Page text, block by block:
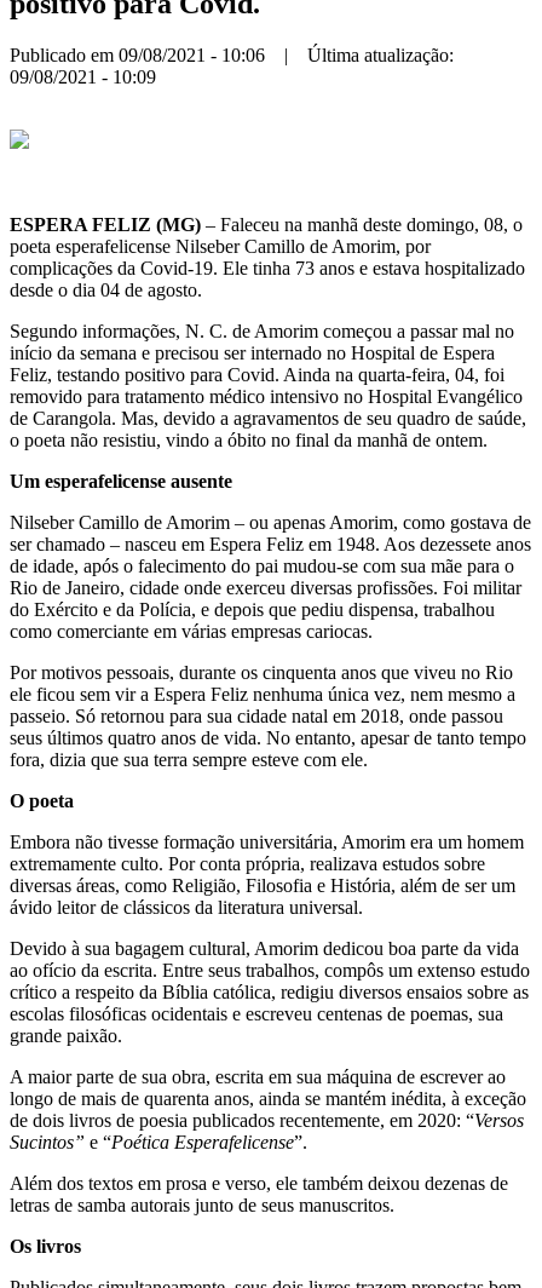
Publicado em 09/08/2021 - 10:06 | Última atualização:
09/08/2021 - 10:09
ESPERA FELIZ (MG) – Faleceu na manhã deste domingo, 08, o
poeta esperafelicense Nilseber Camillo de Amorim, por
complicações da Covid-19. Ele tinha 73 anos e estava hospitalizado
desde o dia 04 de agosto.
Segundo informações, N. C. de Amorim começou a passar mal no
início da semana e precisou ser internado no Hospital de Espera
Feliz, testando positivo para Covid. Ainda na quarta-feira, 04, foi
removido para tratamento médico intensivo no Hospital Evangélico
de Carangola. Mas, devido a agravamentos de seu quadro de saúde,
o poeta não resistiu, vindo a óbito no final da manhã de ontem.
Um esperafelicense ausente
Nilseber Camillo de Amorim – ou apenas Amorim, como gostava de
ser chamado – nasceu em Espera Feliz em 1948. Aos dezessete anos
de idade, após o falecimento do pai mudou-se com sua mãe para o
Rio de Janeiro, cidade onde exerceu diversas profissões. Foi militar
do Exército e da Polícia, e depois que pediu dispensa, trabalhou
como comerciante em várias empresas cariocas.
Por motivos pessoais, durante os cinquenta anos que viveu no Rio
ele ficou sem vir a Espera Feliz nenhuma única vez, nem mesmo a
passeio. Só retornou para sua cidade natal em 2018, onde passou
seus últimos quatro anos de vida. No entanto, apesar de tanto tempo
fora, dizia que sua terra sempre esteve com ele.
O poeta
Embora não tivesse formação universitária, Amorim era um homem
extremamente culto. Por conta própria, realizava estudos sobre
diversas áreas, como Religião, Filosofia e História, além de ser um
ávido leitor de clássicos da literatura universal.
Devido à sua bagagem cultural, Amorim dedicou boa parte da vida
ao ofício da escrita. Entre seus trabalhos, compôs um extenso estudo
crítico a respeito da Bíblia católica, redigiu diversos ensaios sobre as
escolas filosóficas ocidentais e escreveu centenas de poemas, sua
grande paixão.
A maior parte de sua obra, escrita em sua máquina de escrever ao
longo de mais de quarenta anos, ainda se mantém inédita, à exceção
de dois livros de poesia publicados recentemente, em 2020: “Versos
Sucintos” e “Poética Esperafelicense”.
Além dos textos em prosa e verso, ele também deixou dezenas de
letras de samba autorais junto de seus manuscritos.
Os livros